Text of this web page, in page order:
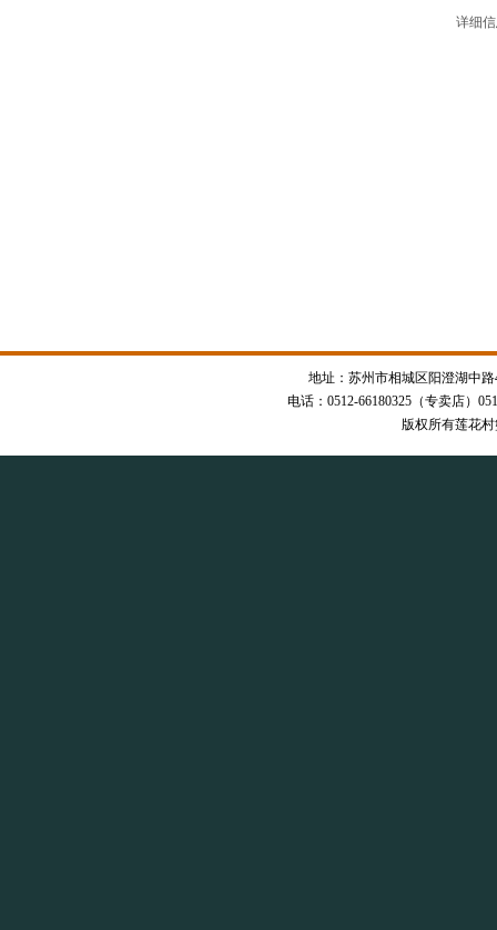
详细
地址：苏州市相城区阳澄湖中
电话：0512-66180325（专卖店）
版权所有莲花